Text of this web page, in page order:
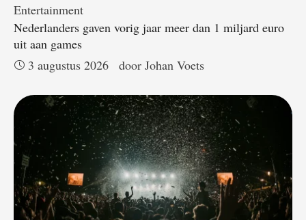
Entertainment
Nederlanders gaven vorig jaar meer dan 1 miljard euro
uit aan games
3 augustus 2026
door Johan Voets